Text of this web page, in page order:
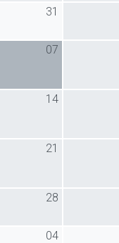
31
07
14
21
28
04